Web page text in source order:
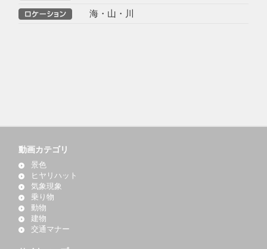
海・山・川
動画カテゴリ
景色
ヒヤリハット
気象現象
乗り物
動物
建物
交通マナー